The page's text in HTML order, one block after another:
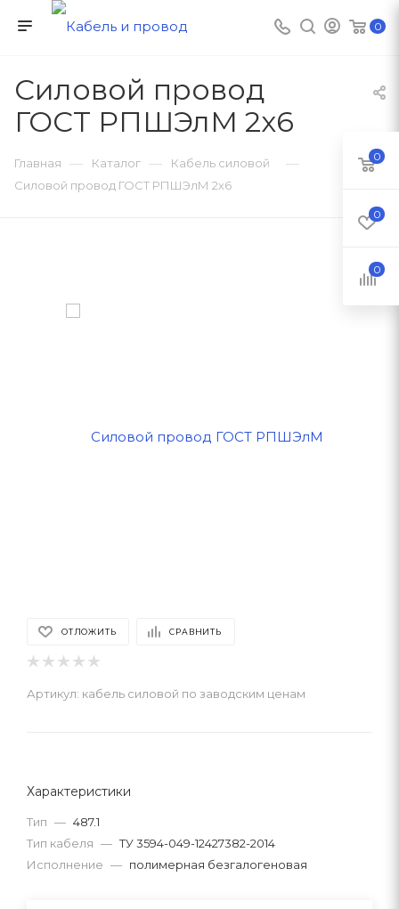
0
Силовой провод
ГОСТ РПШЭлМ 2х6
Главная — Каталог — Кабель силовой —
Силовой провод ГОСТ РПШЭлМ 2х6
ОТЛОЖИТЬ СРАВНИТЬ
Артикул: кабель силовой по заводским ценам
Характеристики
Тип — 487.1
Тип кабеля — ТУ 3594-049-12427382-2014
Исполнение — полимерная безгалогеновая
0
0
0